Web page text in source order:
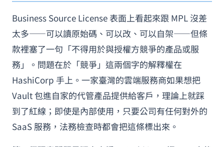
Business Source License 表面上看起來跟 MPL 沒差
太多——可以讀原始碼、可以改、可以自架——但條
款裡塞了一句「不得用於與授權方競爭的產品或服
務」。問題在於「競爭」這兩個字的解釋權在
HashiCorp 手上。一家臺灣的雲端服務商如果想把
Vault 包進自家的代管產品提供給客戶，理論上就踩
到了紅線；即使是內部使用，只要公司有任何對外的
SaaS 服務，法務檢查時都會把這條標出來。